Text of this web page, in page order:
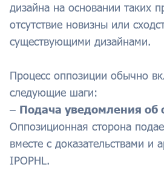
дизайна на основании таких
отсутствие новизны или
существующими дизайнами.
Процесс оппозиции обычно
следующие шаги:
– Подача уведомления об
Оппозиционная сторона
вместе с доказательствами и
IPOPHL.